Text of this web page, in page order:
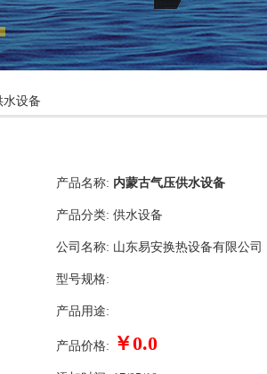
水设备
产品名称: 内蒙古气压供水设备
产品分类: 供水设备
公司名称: 山东易安换热设备有限公司
型号规格:
产品用途:
产品价格: ￥0.0